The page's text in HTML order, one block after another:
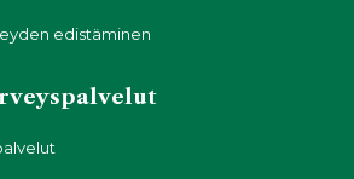
edistäminen